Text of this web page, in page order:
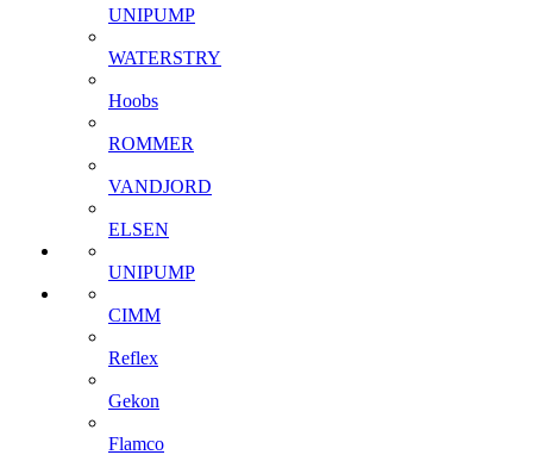
UNIPUMP
WATERSTRY
Hoobs
ROMMER
VANDJORD
ELSEN
UNIPUMP
CIMM
Reflex
Gekon
Flamco